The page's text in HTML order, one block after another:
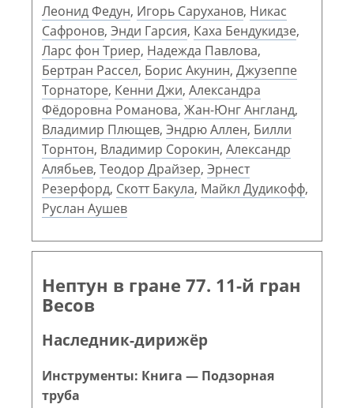
Леонид Федун, Игорь Саруханов, Никас
Сафронов, Энди Гарсия, Каха Бендукидзе,
Ларс фон Триер, Надежда Павлова,
Бертран Рассел, Борис Акунин, Джузеппе
Торнаторе, Кенни Джи, Александра
Фёдоровна Романова, Жан-Юнг Англанд,
Владимир Плющев, Эндрю Аллен, Билли
Торнтон, Владимир Сорокин, Александр
Алябьев, Теодор Драйзер, Эрнест
Резерфорд, Скотт Бакула, Майкл Дудикофф,
Руслан Аушев
Нептун в гране 77. 11-й гран
Весов
Наследник-дирижёр
Инструменты: Книга — Подзорная
труба